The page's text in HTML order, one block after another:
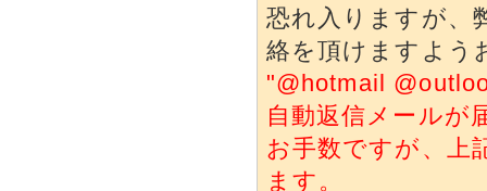
恐れ入りますが、
絡を頂けますよう
"@hotmail
自動返信メールが
お手数ですが、上
ます。